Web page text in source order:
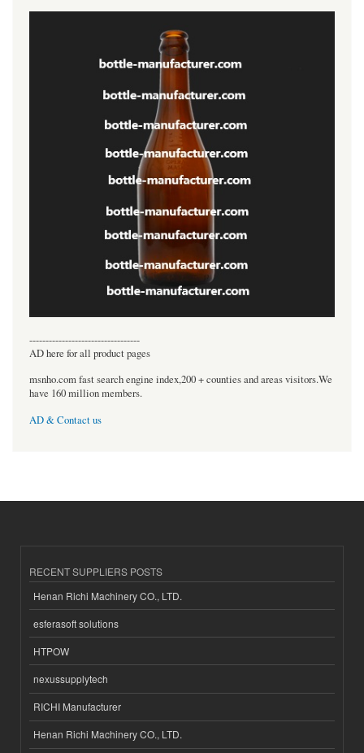
----------------------------------
AD here for all product pages
msnho.com fast search engine index,200 + counties and areas visitors.We
have 160 million members.
AD & Contact us
RECENT SUPPLIERS POSTS
Henan Richi Machinery CO., LTD.
esferasoft solutions
HTPOW
nexussupplytech
RICHI Manufacturer
Henan Richi Machinery CO., LTD.